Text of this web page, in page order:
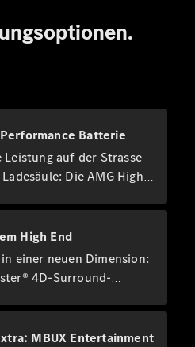
Batterie
Leistung auf der Strasse
Die AMG High
macht ihrem Namen alle
Bauweise der
erlaubt eine besonders
Sie profitieren so
und beeindruckend
High End
einer neuen Dimension:
4D-Surround-
Bis zu 30
und Dolby
MBUX Entertainment